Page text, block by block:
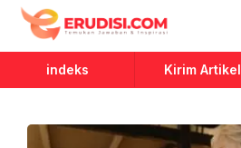
Erudisi
Temukan Jawaban dan Inspirasi
indeks Kirim Artikel